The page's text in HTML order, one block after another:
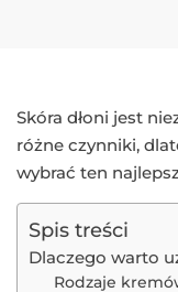
Skóra dłoni jest
różne czynniki,
wybrać ten
Spis treści
Dlaczego warto
Rodzaje